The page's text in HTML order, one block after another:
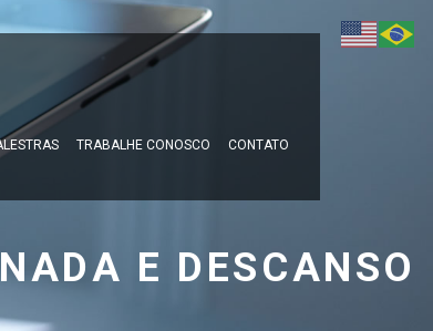
TRABALHE CONOSCO CONTATO
E DESCANSO